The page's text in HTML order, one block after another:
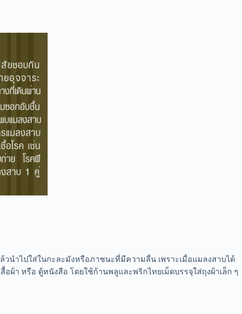
นำไปใส่ในกะละมังหรือภาชนะที่มีความลื่น เพราะเมื่อแมลงสาบได้
ผ้า หรือ ตู้หนังสือ โดยใช้ก้านพลูและพริกไทยเม็ดบรรจุใส่ถุงผ้าเล็ก ๆ